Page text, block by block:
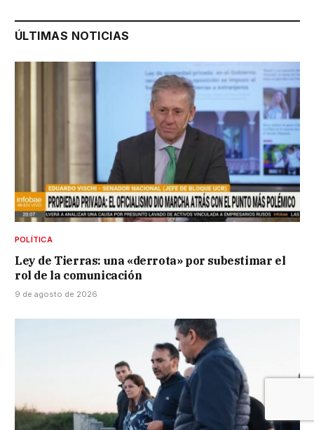
ÚLTIMAS NOTICIAS
POLÍTICA
Ley de Tierras: una «derrota» por subestimar el
rol de la comunicación
9 de agosto de 2026